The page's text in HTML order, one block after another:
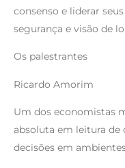
consenso e liderar
segurança e visão de
Os palestrantes
Ricardo Amorim
Um dos economistas
absoluta em leitura de
decisões em